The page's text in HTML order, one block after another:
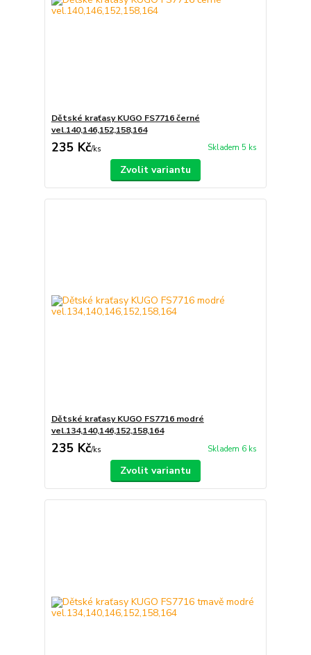
Dětské kraťasy KUGO FS7716 černé
vel.140,146,152,158,164
235 Kč/ks Skladem 5 ks
Zvolit variantu
Dětské kraťasy KUGO FS7716 modré
vel.134,140,146,152,158,164
235 Kč/ks Skladem 6 ks
Zvolit variantu